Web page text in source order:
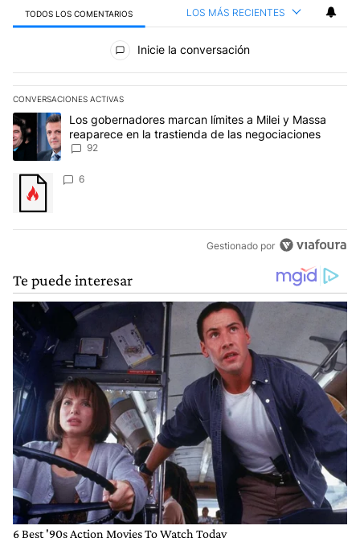
TODOS LOS COMENTARIOS LOS MÁS RECIENTES
Todos los comentarios
Inicie la conversación
CONVERSACIONES ACTIVAS
Este listado muestra los artículos con más comentarios en los
Un artículo de tendencia con el título "Los gobernadores marcan
Los gobernadores marcan límites a Milei y Massa
reaparece en la trastienda de las negociaciones
92
Un artículo de tendencia con el título "" con 6 comentarios.
6
Gestionado por